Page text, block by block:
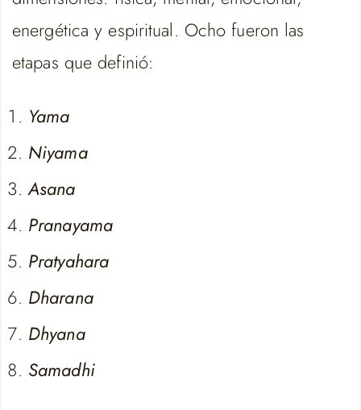
energética y espiritual. Ocho fueron las
etapas que definió:
Yama
Niyama
Asana
Pranayama
Pratyahara
Dharana
Dhyana
Samadhi